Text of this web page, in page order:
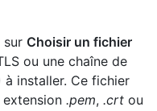
sur Choisir un fichier
ou une chaîne de
installer. Ce fichier
extension .pem, .crt ou